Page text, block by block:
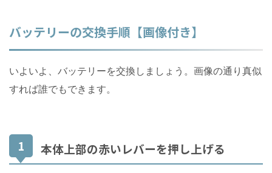
バッテリーの交換手順【画像付き】
いよいよ、バッテリーを交換しましょう。画像の通り真似
すれば誰でもできます。
本体上部の赤いレバーを押し上げる